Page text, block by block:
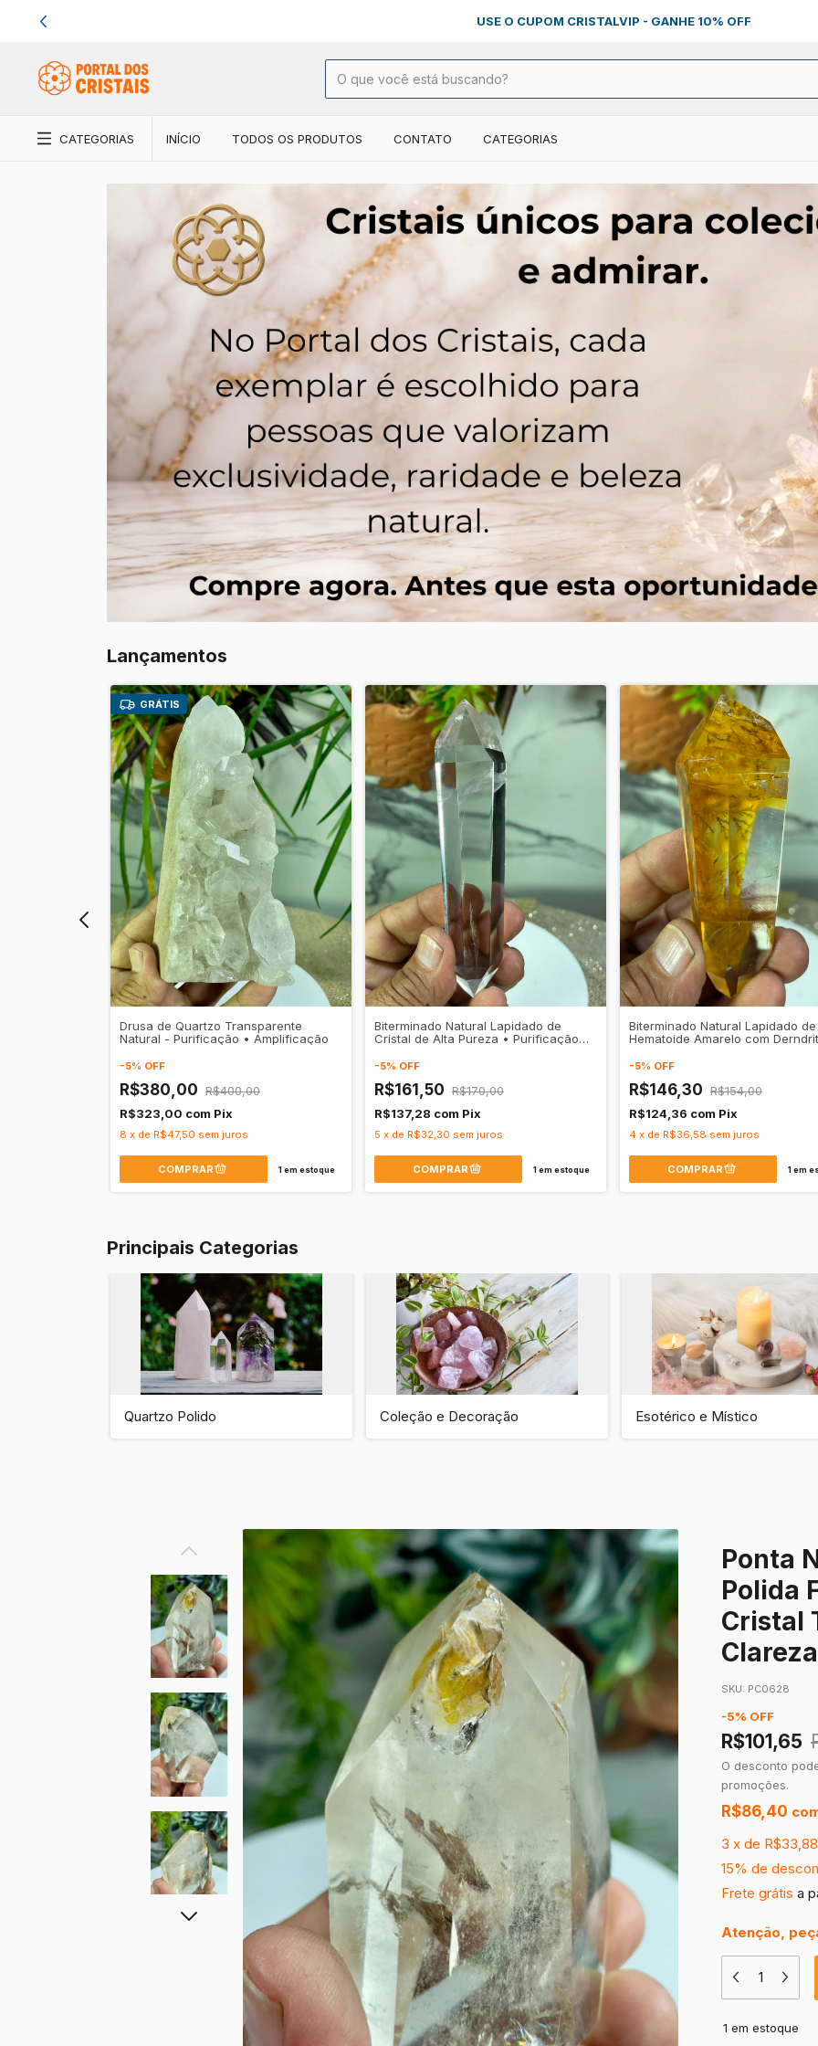
DESCONTO PIX 15% - BOLETO 12%
CATEGORIAS INÍCIO TODOS OS PRODUTOS CONTATO CATEGORIAS
Lançamentos
GRÁTIS
Drusa de Quartzo Transparente
Natural - Purificação • Amplificação
-5% OFF
R$380,00 R$400,00
R$323,00 com Pix
8 x de R$47,50 sem juros
1 em estoque
Biterminado Natural Lapidado de
Cristal de Alta Pureza • Purificação
-5% OFF
R$161,50 R$170,00
R$137,28 com Pix
5 x de R$32,30 sem juros
1 em estoque
Biterminado Natural Lapidado de
Hematoide Amarelo com
-5% OFF
R$146,30 R$154,00
R$124,36 com Pix
4 x de R$36,58 sem juros
1 em
Principais Categorias
Quartzo Polido Coleção e Decoração Esotérico e Místico
Ponta
Polida
Cristal
SKU: PC0628
-5% OFF
R$101,65
O desconto
promoções.
R$86,40
3 xde R$33,88
15% de
Frete grátis a
Atenção,
1 em estoque